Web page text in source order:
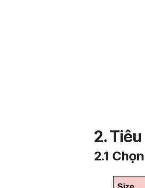
2.
2.1